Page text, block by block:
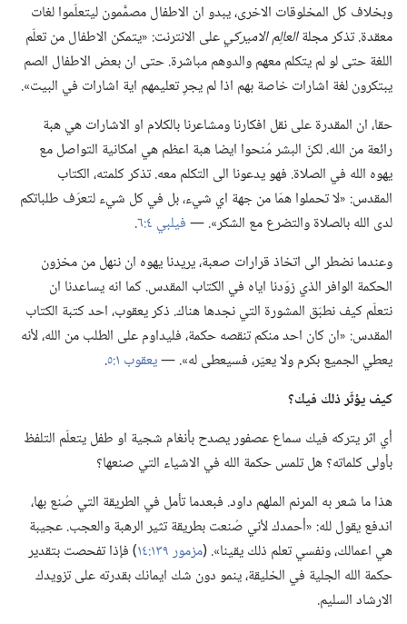
وبخلاف كل المخلوقات الاخرى،‏ يبدو ان الاطفال مصمَّمون ليتعلّموا لغات
معقدة.‏ تذكر مجلةالعالِم الاميركيعلى الانترنت:‏ «يتمكن الاطفال من تعلّم
اللغة حتى لو لم يتكلم معهم والدوهم مباشرة.‏ حتى ان بعض الاطفال الصم
يبتكرون لغة اشارات خاصة بهم اذا لم يجرِ تعليمهم اية اشارات في البيت».‏
حقا،‏ ان المقدرة على نقل افكارنا ومشاعرنا بالكلام او الاشارات هي هبة
رائعة من الله.‏ لكنّ البشر مُنحوا ايضا هبة اعظم هي امكانية التواصل مع
يهوه الله في الصلاة.‏ فهو يدعونا الى التكلم معه.‏ تذكر كلمته،‏ الكتاب
المقدس:‏ «لا تحملوا همّا من جهة اي شيء،‏ بل في كل شيء لتعرَف طلباتكم
لدى الله بالصلاة والتضرع مع الشكر».‏ —‏فيلبي ٤:‏٦
‏.‏
وعندما نضطر الى اتخاذ قرارات صعبة،‏ يريدنا يهوه ان ننهل من مخزون
الحكمة الوافر الذي زوّدنا اياه في الكتاب المقدس.‏ كما انه يساعدنا ان
نتعلّم كيف نطبّق المشورة التي نجدها هناك.‏ ذكر يعقوب،‏ احد كتبة الكتاب
المقدس:‏ «ان كان احد منكم تنقصه حكمة،‏ فليداوم على الطلب من الله،‏ لأنه
يعطي الجميع بكرم ولا يعيّر،‏ فسيعطى له».‏ —‏يعقوب ١:‏٥
‏.‏
كيف يؤثّر ذلك فيك؟‏
أي اثر يتركه فيك سماع عصفور يصدح بأنغام شجية او طفل يتعلّم التلفظ
بأولى كلماته؟‏ هل تلمس حكمة الله في الاشياء التي صنعها؟‏
هذا ما شعر به المرنم الملهم داود.‏ فبعدما تأمل في الطريقة التي صُنع بها،‏
اندفع يقول لله:‏ «أحمدك لأني صُنعت بطريقة تثير الرهبة والعجب.‏ عجيبة
هي اعمالك،‏ ونفسي تعلم ذلك يقينا».‏ (‏مزمور ١٣٩:‏١٤
‏)‏ فإذا تفحصت بتقدير
حكمة الله الجلية في الخليقة،‏ ينمو دون شك ايمانك بقدرته على تزويدك
الارشاد السليم.‏